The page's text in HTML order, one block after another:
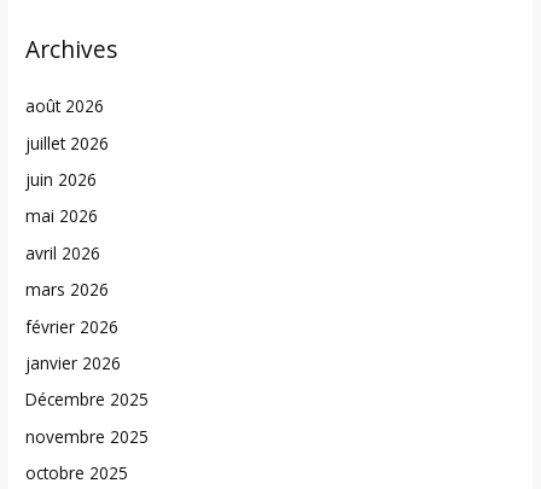
Archives
août 2026
juillet 2026
juin 2026
mai 2026
avril 2026
mars 2026
février 2026
janvier 2026
Décembre 2025
novembre 2025
octobre 2025